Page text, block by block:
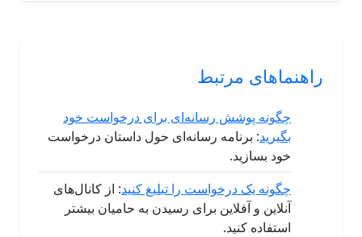
راهنماهای مرتبط
چگونه پوشش رسانه‌ای برای درخواست خود
بگیرید: برنامه رسانه‌ای حول داستان درخواست
خود بسازید.
چگونه یک درخواست را تبلیغ کنید: از کانال‌های
آنلاین و آفلاین برای رسیدن به حامیان بیشتر
استفاده کنید.